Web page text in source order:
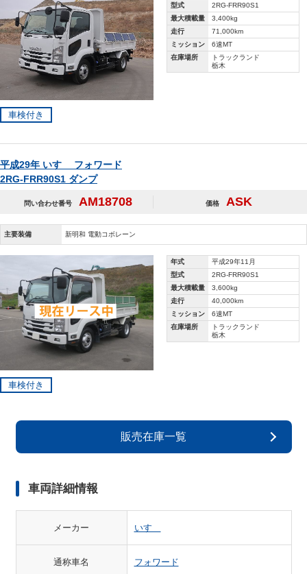
型式
2RG-FRR90S1
最大積載量
3,400kg
走行
71,000km
ミッション
6速MT
在庫場所
トラックランド
栃木
車検付き
平成29年 いすゞ フォワード
2RG-FRR90S1 ダンプ
問い合わせ番号 AM18708 価格 ASK
主要装備 新明和 電動コボレーン
年式
平成29年11月
型式
2RG-FRR90S1
最大積載量
3,600kg
走行
40,000km
ミッション
6速MT
在庫場所
トラックランド
栃木
車検付き
販売在庫一覧
車両詳細情報
メーカー いすゞ
通称車名 フォワード